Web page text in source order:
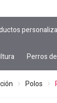
Perros
Polos